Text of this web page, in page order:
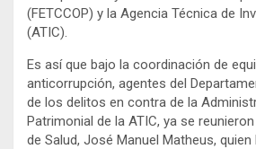
(FETCCOP) y la Agencia Técnica de
(ATIC).
Es así que bajo la coordinación de
anticorrupción, agentes del
de los delitos en contra de la
Patrimonial de la ATIC, ya se
de Salud, José Manuel Matheus,